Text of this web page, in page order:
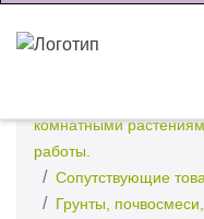
комнатными
работы.
Сопутствующие
Грунты,